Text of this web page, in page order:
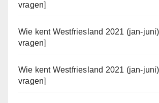
vragen]
Wie kent Westfriesland 2021 (jan-
vragen]
Wie kent Westfriesland 2021 (jan-
vragen]